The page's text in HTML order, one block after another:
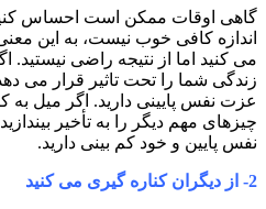
گاهی اوقات ممکن است احساس
اندازه کافی خوب نیست، به این
می کنید اما از نتیجه راضی
زندگی شما را تحت تاثیر قرار می
عزت نفس پایینی دارید. اگر میل
چیزهای مهم دیگر را به تأخیر
نفس پایین و خود کم بینی دارید.
2- از دیگران کناره گیری می کنید